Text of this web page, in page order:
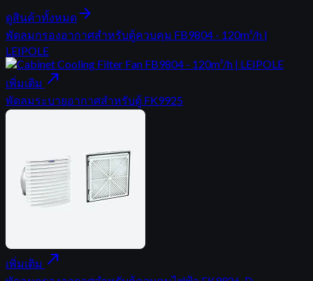
ดูสินค้าทั้งหมด arrow_forward
พัดลมกรองอากาศสำหรับตู้ควบคุม FB9804 - 120m³/h |
LEIPOLE
เพิ่มเติม north_east
พัดลมระบายอากาศสำหรับตู้ FK9925
เพิ่มเติม north_east